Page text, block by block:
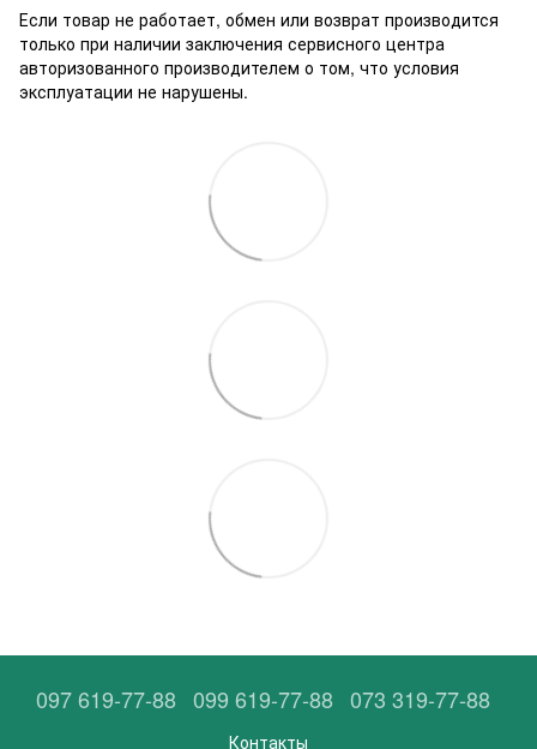
Если товар не работает, обмен или возврат производится
только при наличии заключения сервисного центра
авторизованного производителем о том, что условия
эксплуатации не нарушены.
097 619-77-88 099 619-77-88 073 319-77-88
Контакты